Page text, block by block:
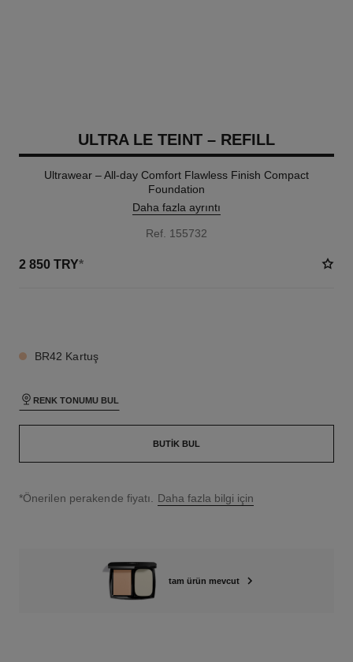
ULTRA LE TEINT – REFILL
Ultrawear – All-day Comfort Flawless Finish Compact
Foundation
Daha fazla ayrıntı
Ref. 155732
2 850 TRY*
BR42 Kartuş
RENK TONUMU BUL
BUTIK BUL
↩
*Önerilen perakende fiyatı. Daha fazla bilgi için
tam ürün mevcut